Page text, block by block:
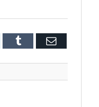
Tumblr Email